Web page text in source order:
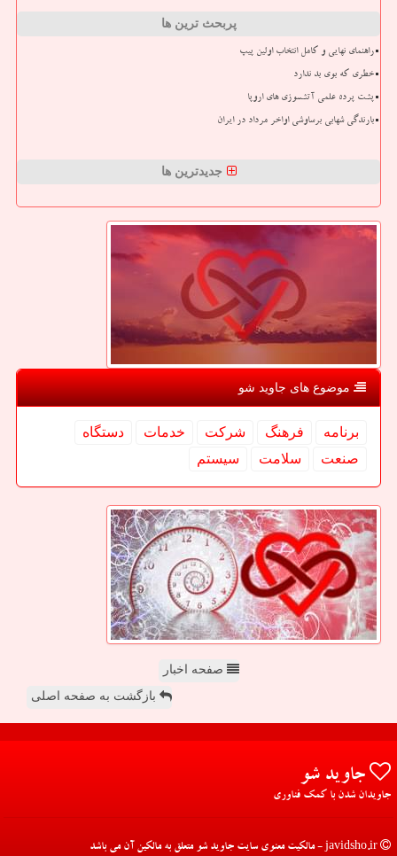
پربحث ترین ها
راهنمای نهایی و کامل انتخاب اولین پیپ
خطری که بوی بد ندارد
پشت پرده علمی آتشسوزی های اروپا
بارندگی شهابی برساوشی اواخر مرداد در ایران
جدیدترین ها
موضوع های جاوید شو
برنامه فرهنگ شركت خدمات
دستگاه
صنعت
سلامت سیستم
صفحه اخبار
بازگشت به صفحه اصلی
جاوید شو
جاویدان شدن با کمک فناوری